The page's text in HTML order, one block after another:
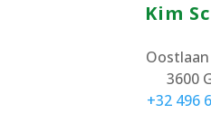
Kim
Oostlaan
3600
+32 496